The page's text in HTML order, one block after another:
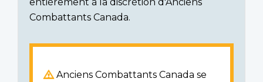
Combattants Canada.
Anciens Combattants Canada se